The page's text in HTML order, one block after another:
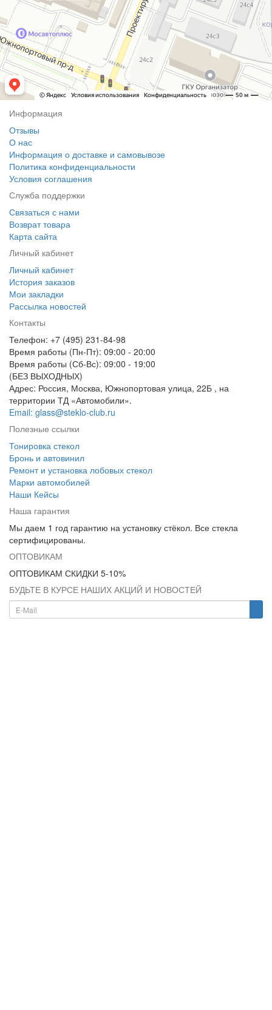
Информация
Отзывы
О нас
Информация о доставке и самовывозе
Политика конфиденциальности
Условия соглашения
Служба поддержки
Связаться с нами
Возврат товара
Карта сайта
Личный кабинет
Личный кабинет
История заказов
Мои закладки
Рассылка новостей
Контакты
Телефон: +7 (495) 231-84-98
Время работы (Пн-Пт): 09:00 - 20:00
Время работы (Сб-Вс): 09:00 - 19:00
(БЕЗ ВЫХОДНЫХ)
Адрес: Россия, Москва, Южнопортовая улица, 22Б , на
территории ТД «Автомобили».
Email: glass@steklo-club.ru
Полезные ссылки
Тонировка стекол
Бронь и автовинил
Ремонт и установка лобовых стекол
Марки автомобилей
Наши Кейсы
Наша гарантия
Мы даем 1 год гарантию на установку стёкол. Все стекла
сертифицированы.
ОПТОВИКАМ
ОПТОВИКАМ СКИДКИ 5-10%
БУДЬТЕ В КУРСЕ НАШИХ АКЦИЙ И НОВОСТЕЙ